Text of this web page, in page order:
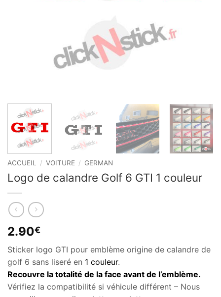
ACCUEIL / VOITURE / GERMAN
Logo de calandre Golf 6 GTI 1 couleur
2.90€
Sticker logo GTI pour emblème origine de calandre de
golf 6 sans liseré en 1 couleur.
Recouvre la totalité de la face avant de l’emblème.
Vérifiez la compatibilité si véhicule différent – Nous